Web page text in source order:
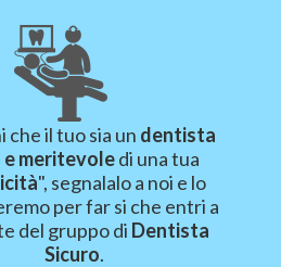
che il tuo sia un dentista
e meritevoledi una tua
", segnalalo a noi e lo
per far si che entri a
del gruppo di Dentista
Sicuro.